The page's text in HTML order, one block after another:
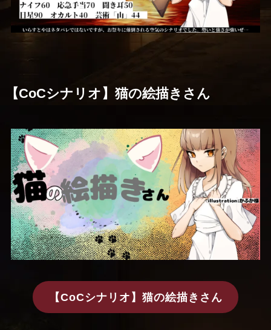
【CoCシナリオ】猫の絵描きさん
【CoCシナリオ】猫の絵描きさん